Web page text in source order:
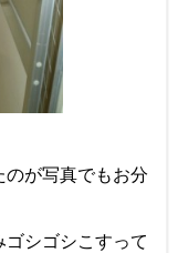
のが写真でもお分
シゴシこすって